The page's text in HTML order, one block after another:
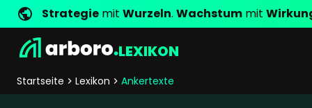
Strategie mit Wurzeln. Wachstum mit
LEXIKON
Entwicklung
Shopentwicklung
Online Marketing
SEO
Shop ErfolgsstorysShop Referenzen
ManagementUnternehmenswerte
Jobsarboro als ArbeitgeberCore Values
AnfrageStandorte
Startseite Lexikon Ankertexte